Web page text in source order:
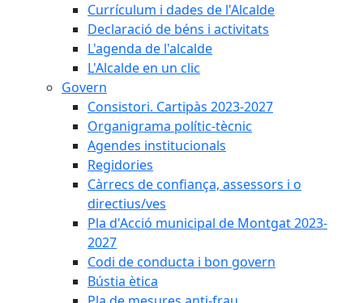
Currículum i dades de l'Alcalde
Declaració de béns i activitats
L'agenda de l'alcalde
L'Alcalde en un clic
Govern
Consistori. Cartipàs 2023-2027
Organigrama polític-tècnic
Agendes institucionals
Regidories
Càrrecs de confiança, assessors i o
directius/ves
Pla d'Acció municipal de Montgat 2023-
2027
Codi de conducta i bon govern
Bústia ètica